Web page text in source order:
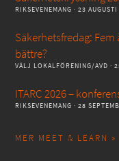
RIKSEVENEMANG · 23
Säkerhetsfredag:
bättre?
VÄLJ LOKALFÖRENING/AVD ·
ITARC 2026 –
RIKSEVENEMANG · 28
MER MEET & LEARN »